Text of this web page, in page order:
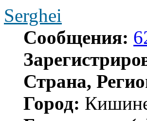
Serghei
Сообщения:
Страна,
Город: